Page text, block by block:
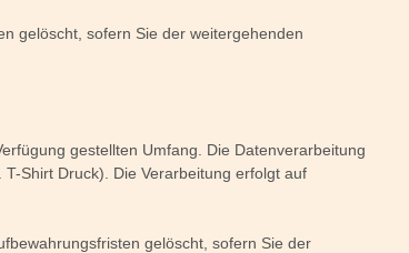
gelöscht, sofern Sie der weitergehenden
gestellten Umfang. Die Datenverarbeitung
Shirt Druck). Die Verarbeitung erfolgt auf
gelöscht, sofern Sie der